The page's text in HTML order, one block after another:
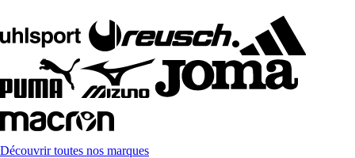
Découvrir toutes nos marques